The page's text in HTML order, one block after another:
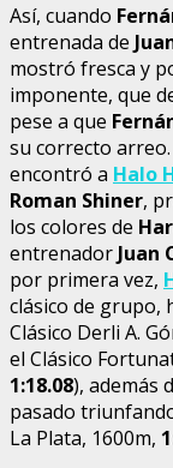
Así, cuando
entrenada de
mostró fresca y
imponente, que
pese a que
su correcto arreo.
encontró a Halo
Roman Shiner,
los colores de
entrenador Juan
por primera vez,
clásico de grupo,
Clásico Derli A.
el Clásico
1:18.08), además
pasado
La Plata, 1600m,